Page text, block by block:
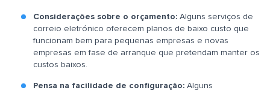
Considerações sobre o orçamento: Alguns serviços de
correio eletrónico oferecem planos de baixo custo que
funcionam bem para pequenas empresas e novas
empresas em fase de arranque que pretendam manter os
custos baixos.
Pensa na facilidade de configuração: Alguns